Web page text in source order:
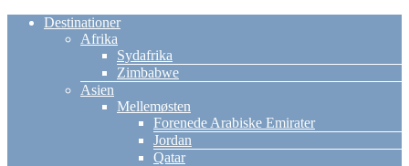
Destinationer
Afrika
Sydafrika
Zimbabwe
Asien
Mellemøsten
Forenede Arabiske Emirater
Jordan
Qatar